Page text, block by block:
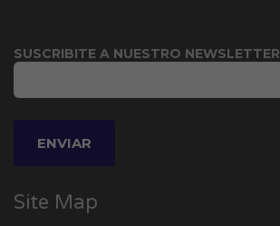
SUSCRIBITE A NUESTRO NEWSLETTER
Site Map